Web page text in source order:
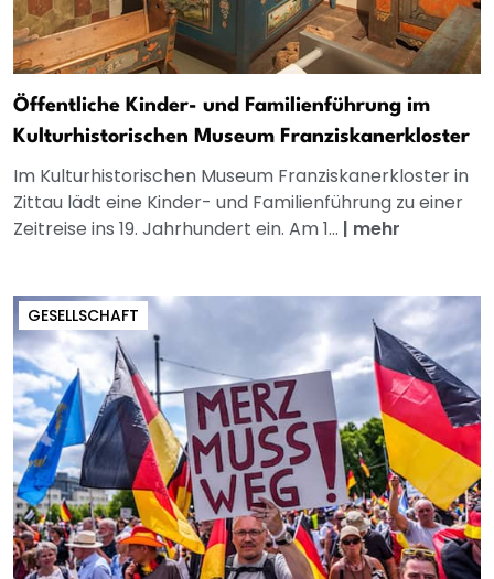
Öffentliche Kinder- und Familienführung im
Kulturhistorischen Museum Franziskanerkloster
Im Kulturhistorischen Museum Franziskanerkloster in
Zittau lädt eine Kinder- und Familienführung zu einer
Zeitreise ins 19. Jahrhundert ein. Am 1... | mehr
GESELLSCHAFT